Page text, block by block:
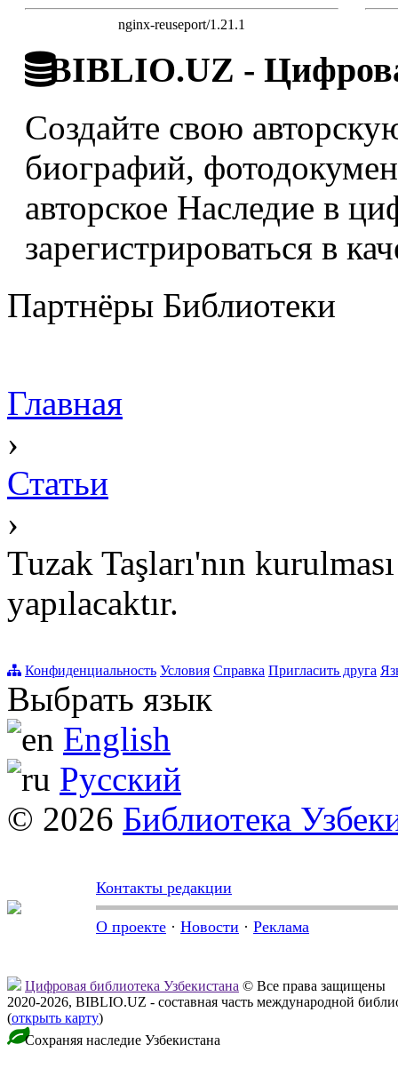
nginx-reuseport/1.21.1
BIBLIO.UZ -
Создайте свою
биографий,
авторское Наследие в
зарегистрироваться в
Партнёры Библиотеки
Главная
›
Статьи
›
Tuzak Taşları'nın
yapılacaktır.
Конфиденциальность Условия Справка Пригласить друга
Выбрать язык
English
Русский
© 2026 Библиотека
Контакты редакции
О проекте · Новости · Реклама
Цифровая библиотека Узбекистана © Все права защищены
2020-2026, BIBLIO.UZ - составная часть международной
(открыть карту)
Сохраняя наследие Узбекистана